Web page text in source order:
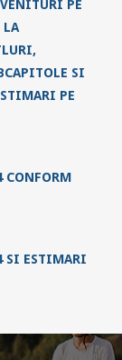
PE
LA
SI
PE
CONFORM
SI ESTIMARI